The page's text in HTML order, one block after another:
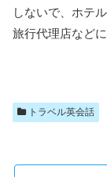
しないで、ホテ
旅行代理店など
トラベル英会話